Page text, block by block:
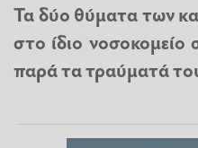
Τα δύο θύματα των
στο ίδιο
παρά τα τραύματά